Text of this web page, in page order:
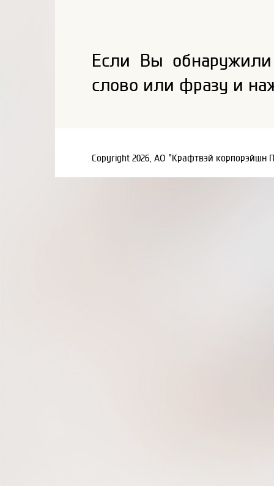
Если Вы
слово или фразу и
Copyright 2026, АО "Крафтвэй корпорэйшн